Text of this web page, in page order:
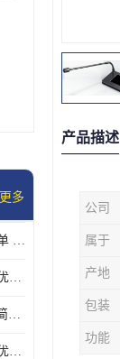
更多
重庆定压广播功放 结构简单 传输距离远
佛山合并式广播功放 音质优美清晰 输出电压大 电流小
抚州IP网络定压功放 结构简单 多应用于公共场合
宝鸡合并式广播功放 音质优美清晰 维护方便
产品描述
公司
属于
产地
包装
功能